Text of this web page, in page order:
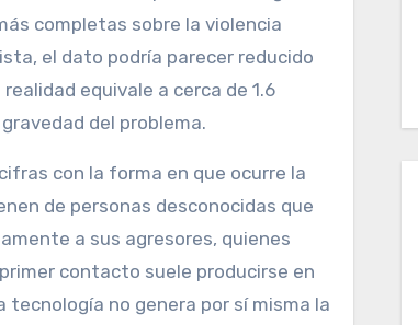
completas sobre la violencia
el dato podría parecer reducido
equivale a cerca de 1.6
del problema.
con la forma en que ocurre la
de personas desconocidas que
a sus agresores, quienes
contacto suele producirse en
no genera por sí misma la